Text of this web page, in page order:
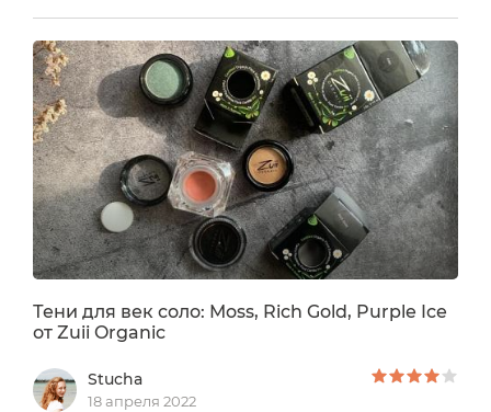
очередь подкупает шикарное оформление
баночек - они упакованы в картонные
коробочки, а внутри красивая многогранная
пластиковая упаковка с круглой крышечкой.
Мне очень нравится .У данного...
Тени для век соло: Moss, Rich Gold, Purple Ice
от Zuii Organic
Stucha
18 апреля 2022